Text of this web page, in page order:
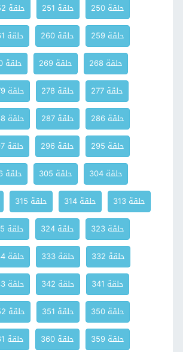
حلقة 250
حلقة 251 حلقة 252
حلقة 259
حلقة 260 حلقة 261
حلقة 268
حلقة 269 حلقة 270
حلقة 277
حلقة 278 حلقة 279
حلقة 286
حلقة 287 حلقة 288
حلقة 295
حلقة 296 حلقة 297
حلقة 304
حلقة 305 حلقة 306
حلقة 313
حلقة 314 حلقة 315
حلقة 323
حلقة 324 حلقة 325
حلقة 332
حلقة 333 حلقة 334
حلقة 341
حلقة 342 حلقة 343
حلقة 350
حلقة 351 حلقة 352
حلقة 359
حلقة 360 حلقة 361